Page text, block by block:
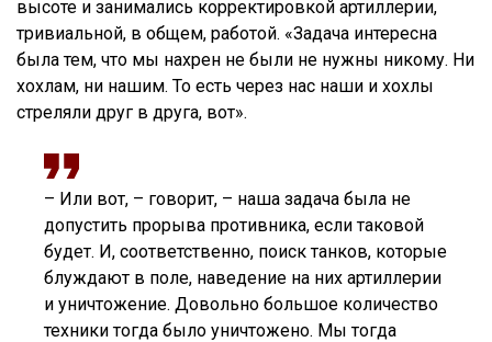
высоте и занимались корректировкой артиллерии,
тривиальной, в общем, работой. «Задача интересна
была тем, что мы нахрен не были не нужны никому. Ни
хохлам, ни нашим. То есть через нас наши и хохлы
стреляли друг в друга, вот».
– Или вот, – говорит, – наша задача была не
допустить прорыва противника, если таковой
будет. И, соответственно, поиск танков, которые
блуждают в поле, наведение на них артиллерии
и уничтожение. Довольно большое количество
техники тогда было уничтожено. Мы тогда